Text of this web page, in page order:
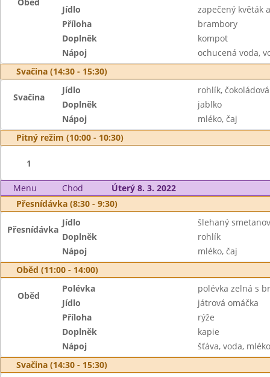
Jídlo
zapečený květák
Příloha
brambory
Doplněk
kompot
Nápoj
ochucená voda,
Svačina (14:30 - 15:30)
Svačina
Jídlo
rohlík,
Doplněk
jablko
Nápoj
mléko, čaj
Pitný režim (10:00 - 10:30)
1
Menu Chod
Úterý 8. 3. 2022
Přesnídávka (8:30 - 9:30)
Přesnídávka
Jídlo
šlehaný
Doplněk
rohlík
Nápoj
mléko, čaj
Oběd (11:00 - 14:00)
Oběd
Polévka
polévka zelná s
Jídlo
játrová omáčka
Příloha
rýže
Doplněk
kapie
Nápoj
šťáva, voda, mléko
Svačina (14:30 - 15:30)